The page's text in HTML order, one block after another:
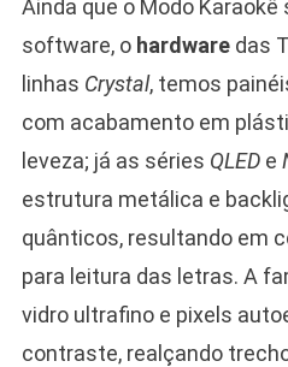
Ainda que o Modo
software, o hardwaredas
linhas Crystal, temos
com acabamento em
leveza; já as séries QLEDe
estrutura metálica e
quânticos, resultando em
para leitura das letras. A
vidro ultrafino e pixels
contraste, realçando